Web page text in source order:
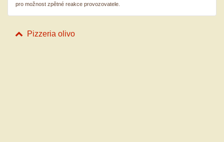
pro možnost zpětné reakce provozovatele.
Pizzeria olivo